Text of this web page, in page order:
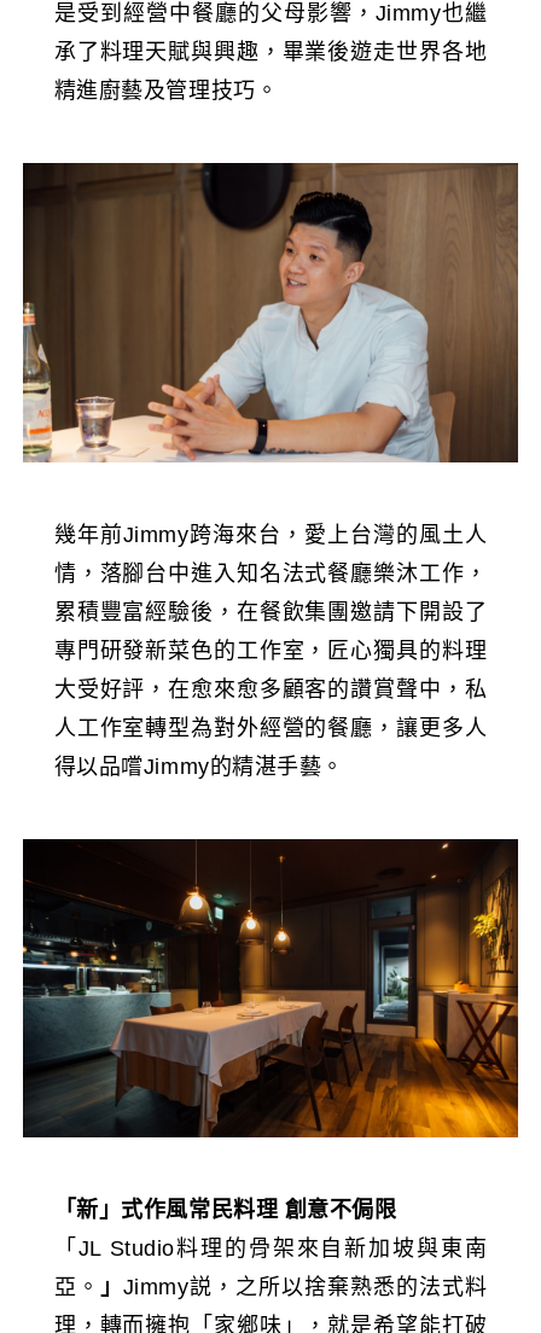
是受到經營中餐廳的父母影響，Jimmy也繼
承了料理天賦與興趣，畢業後遊走世界各地
精進廚藝及管理技巧。
幾年前Jimmy跨海來台，愛上台灣的風土人
情，落腳台中進入知名法式餐廳樂沐工作，
累積豐富經驗後，在餐飲集團邀請下開設了
專門研發新菜色的工作室，匠心獨具的料理
大受好評，在愈來愈多顧客的讚賞聲中，私
人工作室轉型為對外經營的餐廳，讓更多人
得以品嚐Jimmy的精湛手藝。
「新」式作風常民料理 創意不侷限
「JL Studio料理的骨架來自新加坡與東南
亞。 」 Jimmy説，之所以捨棄熟悉的法式料
理，轉而擁抱「家鄉味」，就是希望能打破